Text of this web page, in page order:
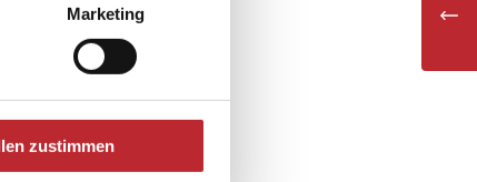
Marketing
zustimmen